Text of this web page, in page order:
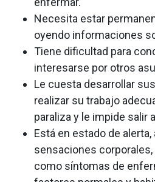
Necesita estar
oyendo informaciones
Tiene dificultad para
interesarse por otros
Le cuesta desarrollar
realizar su trabajo
paraliza y le impide salir
Está en estado de
sensaciones
como síntomas de